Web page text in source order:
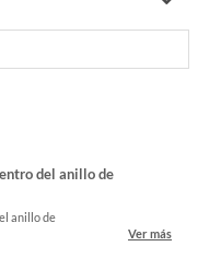
del anillo de
anillo de
Ver más